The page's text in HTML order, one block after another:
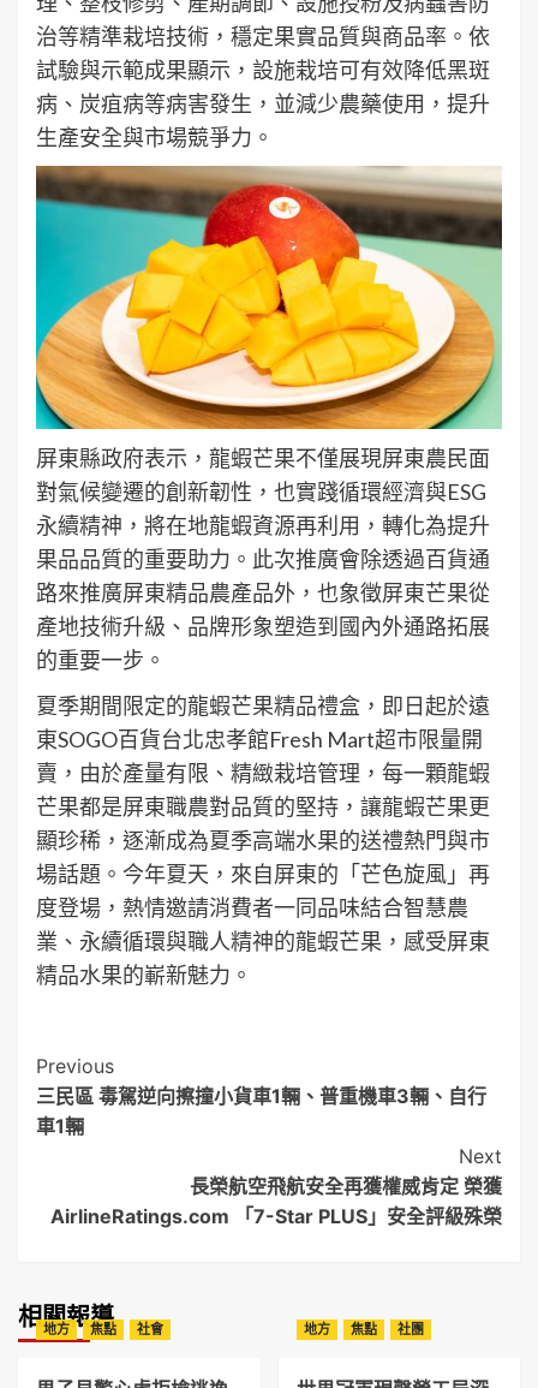
治等精準栽培技術，穩定果實品質與商品率。依
試驗與示範成果顯示，設施栽培可有效降低黑斑
病、炭疽病等病害發生，並減少農藥使用，提升
生產安全與市場競爭力。
屏東縣政府表示，龍蝦芒果不僅展現屏東農民面
對氣候變遷的創新韌性，也實踐循環經濟與ESG
永續精神，將在地龍蝦資源再利用，轉化為提升
果品品質的重要助力。此次推廣會除透過百貨通
路來推廣屏東精品農產品外，也象徵屏東芒果從
產地技術升級、品牌形象塑造到國內外通路拓展
的重要一步。
夏季期間限定的龍蝦芒果精品禮盒，即日起於遠
東SOGO百貨台北忠孝館Fresh Mart超市限量開
賣，由於產量有限、精緻栽培管理，每一顆龍蝦
芒果都是屏東職農對品質的堅持，讓龍蝦芒果更
顯珍稀，逐漸成為夏季高端水果的送禮熱門與市
場話題。今年夏天，來自屏東的「芒色旋風」再
度登場，熱情邀請消費者一同品味結合智慧農
業、永續循環與職人精神的龍蝦芒果，感受屏東
精品水果的嶄新魅力。
Post
Navigation
Previous
三民區 毒駕逆向擦撞小貨車1輛、普重機車3輛、自行
車1輛
Next
長榮航空飛航安全再獲權威肯定 榮獲
AirlineRatings.com 「7-Star PLUS」安全評級殊榮
相關報導
地方 焦點 社會 地方 焦點 社團